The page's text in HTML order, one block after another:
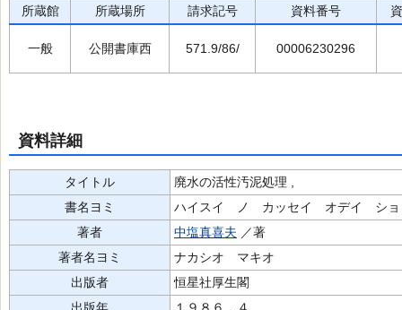
所蔵館 所蔵場所 請求記号 資料番号
一般 公開書庫西 571.9/86/ 00006230296
資料詳細
タイトル
廃水の活性汚泥処理 ,
書名ヨミ
ハイスイ ノ カッセイ オデイ ショ
著者
中塩真喜夫 ／著
著者名ヨミ
ナカシオ マキオ
出版者
恒星社厚生閣